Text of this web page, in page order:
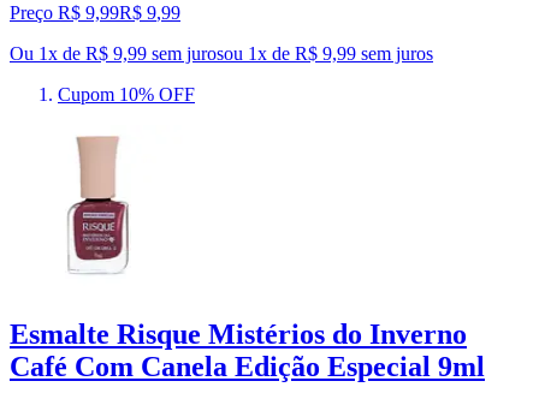
Preço R$ 9,99R$ 9,99
Ou 1x de R$ 9,99 sem jurosou 1x de R$ 9,99 sem juros
Cupom 10% OFF
Esmalte Risque Mistérios do Inverno
Café Com Canela Edição Especial 9ml